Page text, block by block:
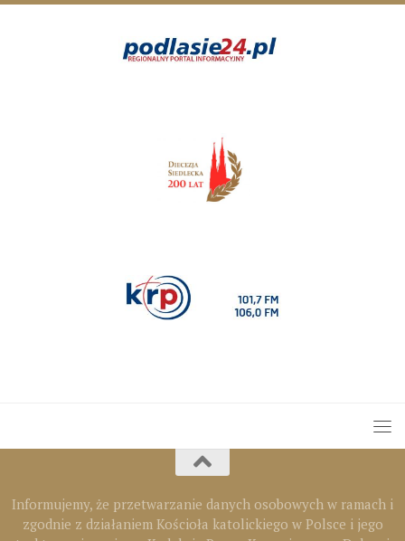
Informujemy, że przetwarzanie danych osobowych w ramach i
zgodnie z działaniem Kościoła katolickiego w Polsce i jego